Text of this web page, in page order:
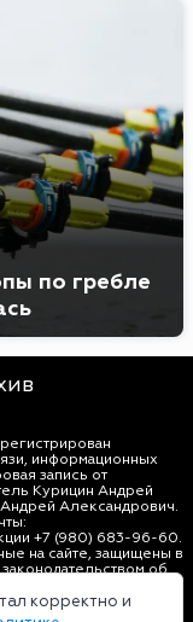
корректно и
по гребле
информационных
запись от
Курицин Андрей
Александрович.
+7 (980) 683-96-60.
на сайте, защищены в
об
с согласия
данные (ФЗ